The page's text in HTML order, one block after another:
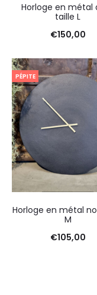
Horloge en métal
taille L
€150,00
PÉPITE
Horloge en métal
M
€105,00